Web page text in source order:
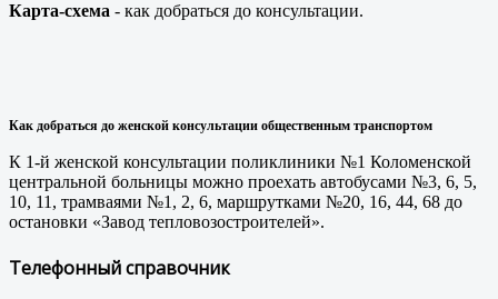
Карта-схема - как добраться до консультации.
Как добраться до женской консультации общественным транспортом
К 1-й женской консультации поликлиники №1 Коломенской
центральной больницы можно проехать автобусами №3, 6, 5,
10, 11, трамваями №1, 2, 6, маршрутками №20, 16, 44, 68 до
остановки «Завод тепловозостроителей».
Телефонный справочник